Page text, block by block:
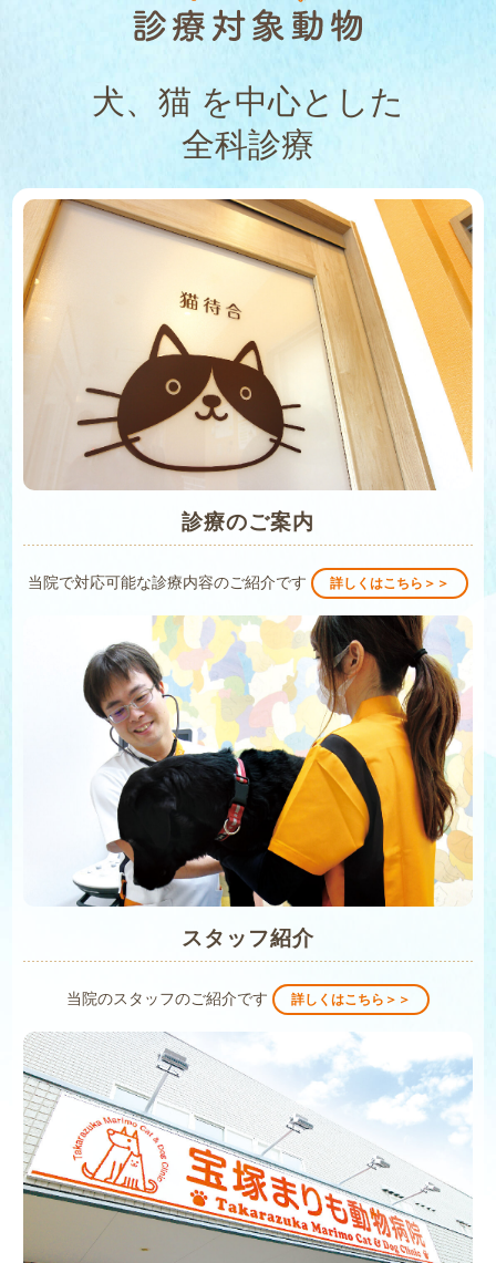
犬、猫 を中心とした
全科診療
診療のご案内
当院で対応可能な診療内容のご紹介です 詳しくはこちら＞＞
スタッフ紹介
当院のスタッフのご紹介です 詳しくはこちら＞＞